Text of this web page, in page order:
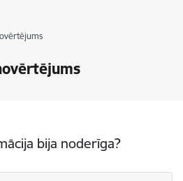
bija noderīga?